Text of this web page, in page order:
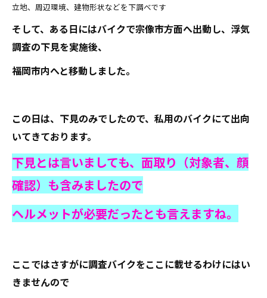
立地、周辺環境、建物形状などを下調べです
そして、ある日にはバイクで宗像市方面へ出動し、浮気
調査の下見を実施後、
福岡市内へと移動しました。
この日は、下見のみでしたので、私用のバイクにて出向
いてきております。
下見とは言いましても、面取り（対象者、顔
確認）も含みましたので
ヘルメットが必要だったとも言えますね。
ここではさすがに調査バイクをここに載せるわけにはい
きませんので